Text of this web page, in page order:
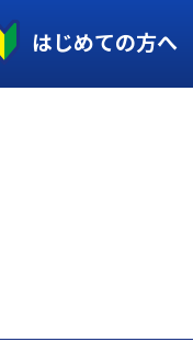
はじめての方へ